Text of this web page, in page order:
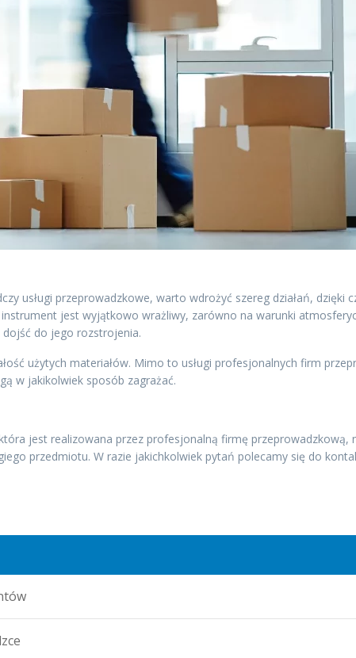
usługi przeprowadzkowe, warto wdrożyć szereg działań, dzięki
jest wyjątkowo wrażliwy, zarówno na warunki
do jego rozstrojenia.
użytych materiałów. Mimo to usługi profesjonalnych firm
w jakikolwiek sposób zagrażać.
jest realizowana przez profesjonalną firmę przeprowadzkową,
przedmiotu. W razie jakichkolwiek pytań polecamy się do